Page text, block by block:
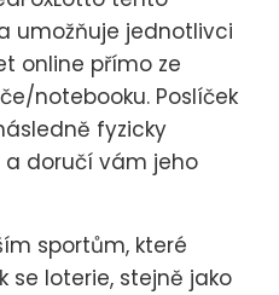
umožňuje jednotlivci
online přímo ze
notebooku. Poslíček
fyzicky
a doručí vám jeho
sportům, které
se loterie, stejně jako